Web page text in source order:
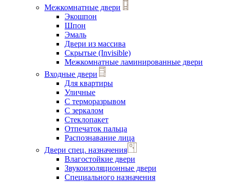
Межкомнатные двери
Экошпон
Шпон
Эмаль
Двери из массива
Скрытые (Invisible)
Межкомнатные ламинированные двери
Входные двери
Для квартиры
Уличные
С терморазрывом
С зеркалом
Стеклопакет
Отпечаток пальца
Распознавание лица
Двери спец. назначения
Влагостойкие двери
Звукоизоляционные двери
Специального назначения